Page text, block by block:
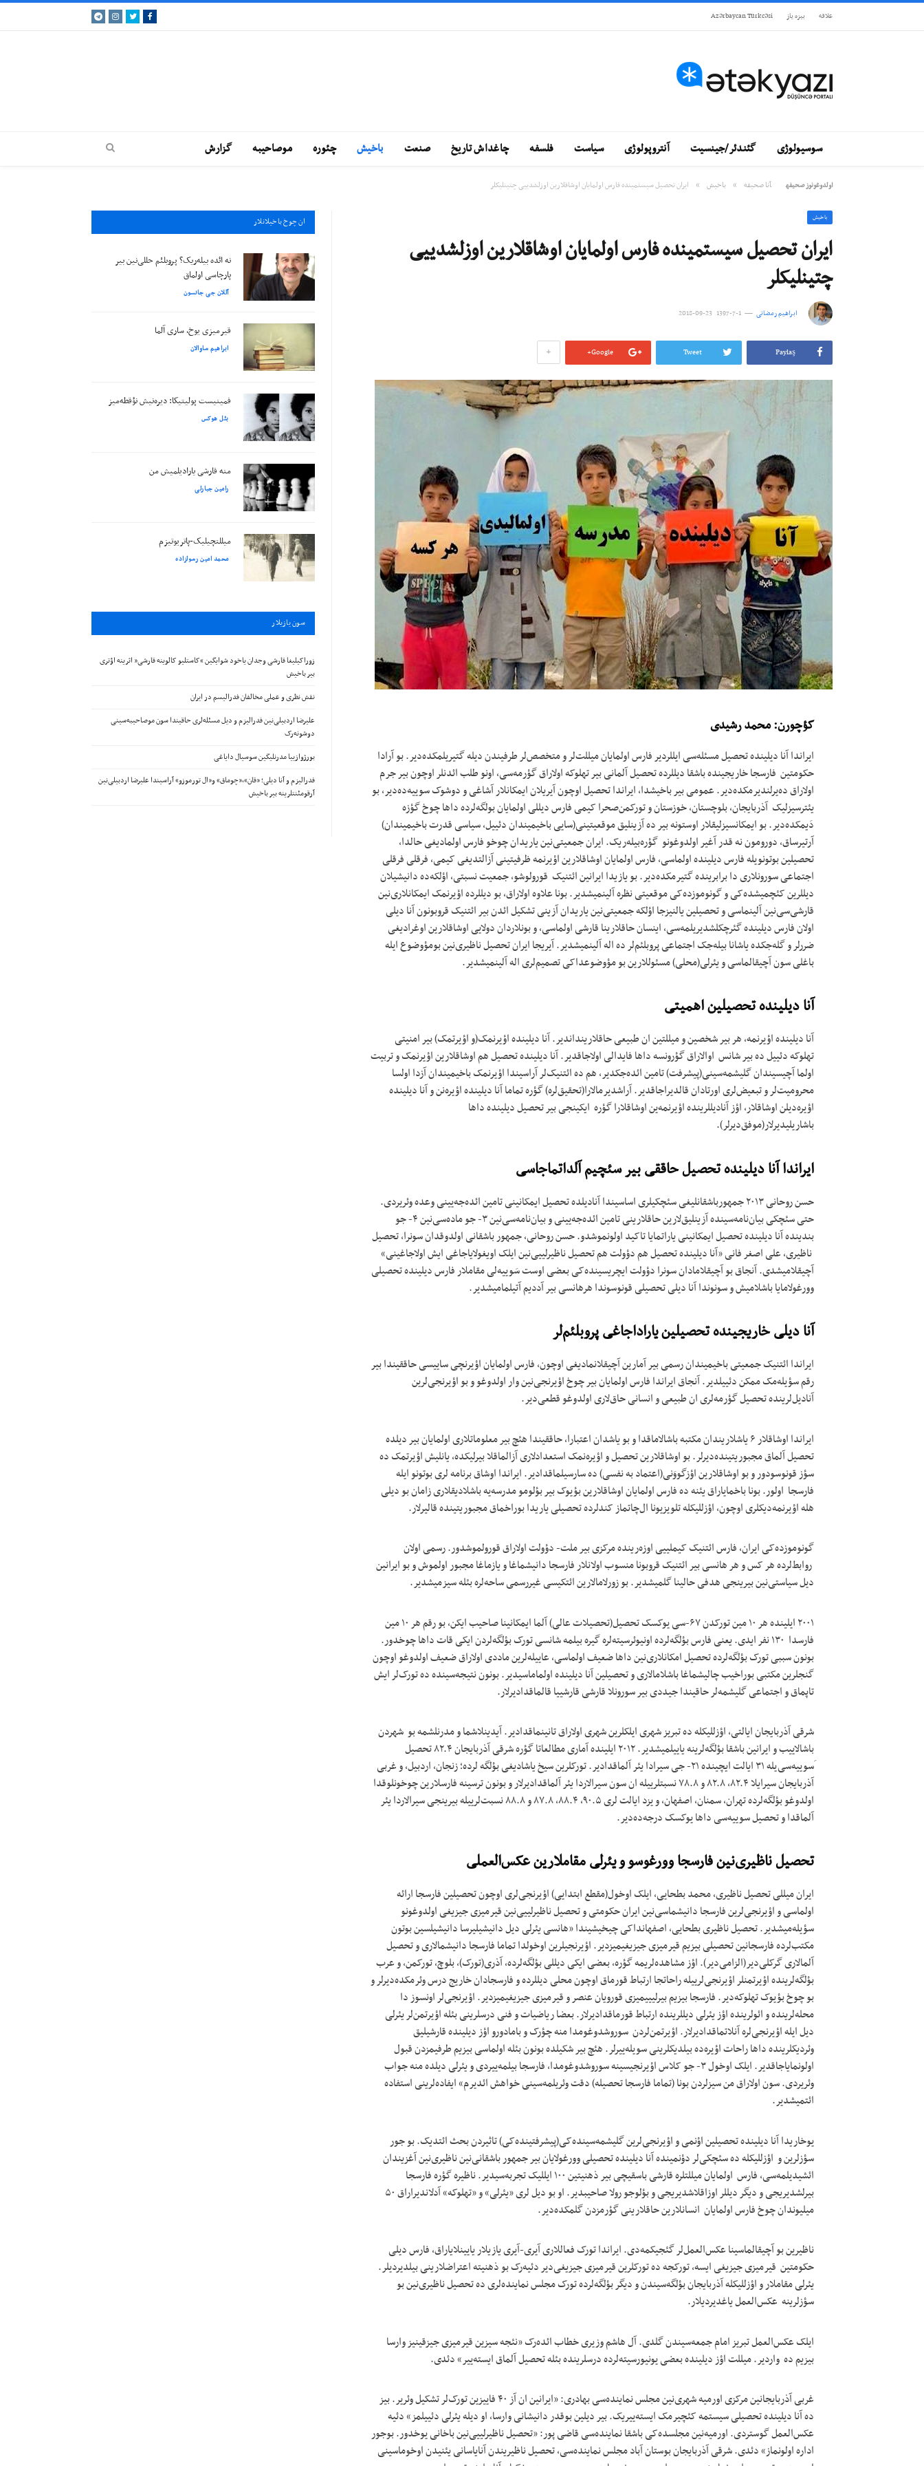
علاقه بيزه ياز Azərbaycan Türkcəsi
Facebook
Twitter
Instagram
Telegram
سوسیولوژی گئندئر/جینسیت آنتروپولوژی سياست فلسفه چاغداش تاريخ صنعت باخيش چئوره موصاحيبه گزارش
اولدوغونوز صحيفه آنا صحيفه » باخيش » ایران تحصیل سیستمینده فارس اولمایان اوشاقلارین اوزلشدییی چتینلیکلر
باخيش
ایران تحصیل سیستمینده فارس اولمایان اوشاقلارین اوزلشدییی
چتینلیکلر
ابراهیم رمضانی 1-7-1397 23-09-2018
Paylaş
Tweet
Google+
+
کؤچورن: محمد رشیدی
ایراندا آنا دیلینده تحصیل مسئله‌سی ایللردیر فارس اولمایان میللت‌لر و متخصص‌لر طرفیندن دیله گتیریلمکده‌دیر. بو آرادا
حکومتین فارسجا خاریجینده باشقا دیللرده تحصیل آلمانی بیر تهلوکه اولاراق گؤرمه‌سی، اونو طلب ائدنلر اوچون بیر جرم
اولاراق ده‌یرلندیرمکده‌دیر. عمومی بیر باخیشدا، ایراندا تحصیل اوچون آیریلان ایمکانلار آشاغی و دوشوک سوییه‌ده‌دیر، بو
یئترسیزلیک آذربایجان، بلوچستان، خوزستان و تورکمن‌صحرا کیمی فارس دیللی اولمایان بولگه‌لرده داها چوخ گؤزه
دَیمکده‌دیر. بو ایمکانسیزلیقلار اوستونه بیر ده آزینلیق موقعیتینی(سایی باخیمیندان دئییل، سیاسی قدرت باخیمیندان)
آرتیرساق، دورومون نه قدر آغیر اولدوغونو گؤره‌بیله‌ریک. ایران جمعیتی‌نین یاریدان چوخو فارس اولمادیغی حالدا،
تحصیلین بوتونویله فارس دیلینده اولماسی، فارس اولمایان اوشاقلارین اؤیرنمه ظرفیتینی آزالتدیغی کیمی، فرقلی فرقلی
اجتماعی سورونلاری دا برابرینده گتیرمکده‌دیر. بو یازیدا ایرانین ائتنیک قورولوشو، جمعیت نسبتی، اؤلکه‌ده دانیشیلان
دیللرین کئچمیشده‌کی و گونوموزده‌کی موقعیتی نظره آلینمیشدیر. بونا علاوه اولاراق، بو دیللرده اؤیرنمک ایمکانلاری‌نین
قارشی‌سی‌نین آلینماسی و تحصیلین یالنیزجا اؤلکه جمعیتی‌نین یاریدان آزینی تشکیل ائدن بیر ائتنیک قروبونون آنا دیلی
اولان فارس دیلینده گئرچکلشدیریلمه‌سی، اینسان حاقلارینا قارشی اولماسی، و بونلاردان دولایی اوشاقلارین اوغرادیغی
ضررلر و گله‌جکده یاشانا بیله‌جک اجتماعی پروبلئم‌لر ده اله آلینمیشدیر. آیریجا ایران تحصیل ناظیری‌نین بومؤوضوع ایله
باغلی سون آچیقالماسی و یئرلی(محلی) مسئوللارین بو مؤوضوعداکی تصمیم‌لری اله آلینمیشدیر.
آنا دیلینده تحصیلین اهمیتی
آنا دیلینده اؤیرنمه، هر بیر شخصین و میللتین ان طبیعی حاقلارینداندیر. آنا دیلینده اؤیرنمک(و اؤیرتمک) بیر امنیتی
تهلوکه دئییل ده بیر شانس اوالاراق گؤرونسه داها فایدالی اولاجاقدیر. آنا دیلینده تحصیل هم اوشاقلارین اؤیرنمک و تربیت
اولما آچیسیندان گلیشمه‌سینی(پیشرفت) تامین ائده‌جکدیر، هم ده ائتنیک‌لر آراسیندا اؤیرنمک باخیمیندان آزدا اولسا
محرومیت‌لر و تبعیض‌لری اورتادان قالدیراجاقدیر. آراشدیرمالارا(تحقیق‌لره) گؤره تماما آنا دیلینده اؤیره‌نن و آنا دیلینده
اؤیره‌دیلن اوشاقلار، اؤز آنادیللرینده اؤیرنمه‌ین اوشاقلارا گؤره ایکینجی بیر تحصیل دیلینده داها
باشاریلیدیرلار(موفق‌دیرلر).
ایراندا آنا دیلینده تحصیل حاققی بیر سئچیم آلداتماجاسی
حسن روحانی ۲۰۱۳ جمهورباشقانلیغی سئچکیلری اساسیندا آنادیلده تحصیل ایمکانینی تامین ائده‌جه‌یینی وعده وئریردی.
حتی سئچکی بیان‌نامه‌سینده آزینلیق‌لارین حاقلارینی تامین ائده‌جه‌یینی و بیان‌نامه‌سی‌نین ۳- جو ماده‌سی‌نین ۴- جو
بندینده آنا دیلینده تحصیل ایمکانینی یاراتمایا تاکید اولونموشدو. حسن روحانی، جمهور باشقانی اولدوقدان سونرا، تحصیل
ناظیری، علی اصغر فانی «آنا دیلینده تحصیل هم دؤولت هم تحصیل ناظیرلییی‌نین ایلک اویغولایاجاغی ایش اولاجاغینی»
آچیقلامیشدی. آنجاق بو آچیقلامادان سونرا دؤولت ایچریسینده‌کی بعضی اوست سَوییه‌لی مقاملار فارس دیلینده تحصیلی
وورغولامایا باشلامیش و سونوندا آنا دیلی تحصیلی قونوسوندا هرهانسی بیر آددیم آتیلمامیشدیر.
آنا دیلی خاریجینده تحصیلین یاراداجاغی پروبلئم‌لر
ایراندا ائتنیک جمعیتی باخیمیندان رسمی بیر آمارین آچیقلانمادیغی اوچون، فارس اولمایان اؤیرنچی ساییسی حاققیندا بیر
رقم سؤیله‌مک ممکن دئییلدیر. آنجاق ایراندا فارس اولمایان بیر چوخ اؤیرنجی‌نین وار اولدوغو و بو اؤیرنجی‌لرین
آنادیل‌لرینده تحصیل گؤرمه‌لری ان طبیعی و انسانی حاق‌لاری اولدوغو قطعی‌دیر.
ایراندا اوشاقلار ۶ یاشلاریندان مکتبه باشالاماقدا و بو یاشدان اعتبارا، حاققیندا هئچ بیر معلوماتلاری اولمایان بیر دیلده
تحصیل آلماق مجبوریتینده‌دیرلر. بو اوشاقلارین تحصیل و اؤیره‌نمک استعدادلاری آزالماقلا بیرلیکده، یانلیش اؤیرتمک ده
سؤز قونوسودور و بو اوشاقلارین اؤزگووَنی(اعتماد به نفسی) ده سارسیلماقدادیر. ایراندا اوشاق برنامه لری بوتونو ایله
فارسجا اولور. بونا باخماياراق یئنه ده فارس اولمایان اوشاقلارین بؤیوک بیر بؤلومو مدرسه‌يه باشلادیقلاری زامان بو دیلی
هله اؤیرنمه‌دیکلری اوچون، اؤزللیکله تلویزیونا ال‌چاتماز کندلرده تحصیلی یاریدا بوراخماق مجبوریتینده قالیرلار.
گونوموزده‌کی ایران، فارس ائتنیک کیملییی اوزه‌رینده مرکزی بیر ملت- دؤولت اولاراق قورولموشدور. رسمی اولان
روابط‌لرده هر کس و هر هانسی بیر ائتنیک قروبونا منسوب اولانلار فارسجا دانیشماغا و یازماغا مجبور اولموش و بو ایرانین
دیل سیاستی‌نین بیرینجی هدفی حالینا گلمیشدیر. بو زورلامالارین ائتکیسی غیررسمی ساحه‌لره بئله سیزمیشدیر.
۲۰۰۱ ایلینده هر ۱۰ مین تورکدن ۶۷-سی یوکسک تحصیل(تحصیلات عالی) آلما ایمکانینا صاحیب ایکن، بو رقم هر ۱۰ مین
فارسدا ۱۳۰ نفر ایدی. یعنی فارس بؤلگه‌لرده اونیوئرسیته‌لره گیره‌ بیلمه شانسی تورک بؤلگه‌لردن ایکی قات داها چوخدور.
بونون سببی تورک بؤلگه‌لرده تحصیل امکانلاری‌نین داها ضعیف اولماسی، عاییله‌لرین ماددی اولاراق ضعیف اولدوغو اوچون
گنجلرین مکتبی بوراخیب چالیشماغا باشلامالاری و تحصیلین آنا دیلینده اولماماسیدیر. بونون نتیجه‌سینده ده تورک‌لر ایش
تاپماق و اجتماعی گلیشمه‌لر حاقیندا جیددی بیر سورونلا قارشی قارشییا قالماقدادیرلار.
شرقی آذربایجان ایالتی، اؤزللیکله ده تبریز شهری ایلکلرین شهری اولاراق تانینماقدادیر. آیدینلاشما و مدرنلشمه بو شهردن
باشالاییب و ایرانین باشقا بؤلگه‌لرینه یاییلمیشدیر. ۲۰۱۲ ایلینده آماری مطالعاتا گؤره شرقی آذربایجان ۸۲.۴ تحصیل
َسوییه‌سی‌یله ۳۱ ایالت ایچینده ۲۱- جی سیرادا یئر آلماقدادیر. تورکلرین سیخ یاشادیغی بؤلگه لرده؛ زنجان، اردبیل، و غربی
آذربایجان سیرایلا ۸۲.۴، ۸۲.۸ و ۷۸.۸ نسبتلرییله ان سون سیرالاردا یئر آلماقدادیرلار و بونون ترسینه فارسلارین چوخونلوقدا
اولدوغو بؤلگه‌لرده تهران، سمنان، اصفهان، و یزد ایالت لری ۹۰.۵، ۸۸.۴، ۸۷.۸ و ۸۸.۸ نسبت‌لریيله بیرینجی سیرالاردا یئر
آلماقدا و تحصیل سوییه‌سی داها یوکسک درجه‌ده‌دیر.
تحصیل ناظیری‌نین فارسجا وورغوسو و یئرلی مقاملارین عکس‌العملی
ایران میللی تحصیل ناظیری، محمد بطحایی، ایلک اوخول(مقطع ابتدایی) اؤیرنجی‌لری اوچون تحصیلین فارسجا ارائه
اولماسی و اؤیرنجی‌لرین فارسجا دانیشماسی‌نین ایران حکومتی و تحصیل ناظیرلییی‌نین قیرمیزی جیزیغی اولدوغونو
سؤیله‌میشدیر. تحصیل ناظیری بطحایی، اصفهانداکی چیخیشیندا «هانسی یئرلی دیل دانیشیلیرسا دانیشیلسین بوتون
مکتب‌لرده فارسجانین تحصیلی بیزیم قیرمیزی جیزیغیمیزدیر. اؤیرنجیلرین اوخولدا تماما فارسجا دانیشمالاری و تحصیل
آلمالاری گرکلی‌دیر(الزامی‌دیر). اؤز مشاهده‌لریمه گؤره، بعضی ایکی دیللی بؤلگه‌لرده، آذری(تورک)، بلوچ، تورکمن، و عرب
بؤلگه‌لرینده اؤیرتمنلر اؤیرنجی‌لرییله راحاتجا ارتباط قورماق اوچون محلی دیللرده و فارسجادان خاریج درس وئرمکده‌دیرلر و
بو چوخ بؤیوک تهلوکه‌دیر. فارسجا بیزیم بیرلیییمیزی قورویان عنصر و قیرمیزی جیزیغیمیزدیر. اؤیرنجی‌لر اونسوز دا
محله‌لرینده و ائولرینده اؤز یئرلی دیللرینده ارتباط قورماقدادیرلار. بعضا ریاضیات و فنی درسلرینی بئله اؤیرتمن‌لر یئرلی
دیل ایله اؤیرنجی‌لره آنلاتماقدادیرلار. اؤیرتمن‌لردن سوروشدوغومدا منه چؤرک و بامادورو اؤز دیلینده قارشیلیق
وئردیکلرینده‌ داها راحات اؤیره‌ده بیلدیکلرینی سویله‌ییرلر. هئچ بیر شکیلده بونون بئله اولماسی بیزیم طرفیمزدن قبول
اولونمایاجاقدیر. ایلک اوخول ۳- جو کلاس اؤیرنجیسینه سوروشدوغومدا، فارسجا بیلمه‌ییردی و یئرلی دیلده منه جواب
وئریردی. سون اولاراق من سیزلردن بونا (تماما فارسجا تحصیله) دقت وئریلمه‌سینی خواهش ائدیرم» ایفاده‌لرینی استفاده
ائتمیشدیر.
یوخاریدا آنا دیلینده تحصیلین اؤنمی و اؤیرنجی‌لرین گلیشمه‌سینده‌کی(پیشرفتینده‌کی) تاثیردن بحث ائتدیک. بو جور
سؤزلرین و اؤزللیکله ده سئچکی‌لر دؤنمینده آنا دیلینده تحصیلی وورغولایان بیر جمهور باشقانی‌نین ناظیری‌نین آغزیندان
ائشیدیلمه‌سی، فارس اولمایان میللتلره قارشی باسقیچی بیر ذهنیتین ۱۰۰ ایللیک تجربه‌سیدیر. ناظیره گؤره فارسجا
بیرلشدیریجی و دیگر دیللر اوزاقلاشدیریجی و بؤلوجو رولا صاحیبدیر. او بو دیل لری «یئرلی» و «تهلوکه» آدلاندیراراق ۵۰
میلیوندان چوخ فارس اولمایان انسانلارین حاقلارینی گؤرمزدن گلمکده‌دیر.
ناظیرین بو آچیقالماسینا عکس‌العمل‌لر گئجیکمه‌دی. ایراندا تورک فعاللاری آیری-آیری یازیلار یایینلایاراق، فارس دیلی
حکومتین قیرمیزی جیزیغی ایسه، تورکجه ده تورکلرین قیرمیزی جیزیغی‌دیر دئیه‌رک بو ذهنیته اعتراضلارینی بیلدیردیلر.
یئرلی مقاملار و اؤزللیکله آذربایجان بؤلگه‌سیندن و دیگر بؤلگه‌لرده تورک مجلس نماینده‌لری ده تحصیل ناظیری‌نین بو
سؤزلرینه عکس‌العمل یاغدیردیلار.
ایلک عکس‌العمل تبریز امام جمعه‌سیندن گلدی. آل هاشم وزیری خطاب ائده‌رک «نئجه سیزین قیرمیزی جیزقینیز وارسا
بیزیم ده واردیر. میللت اؤز دیلینده بعضی یونیورسیته‌لرده درسلرینده بئله تحصیل آلماق ایسته‌ییر» دئدی.
غربی آذربایجانین مرکزی اورمیه شهری‌نین مجلس نماینده‌سی بهادری: «ایرانین ان آز ۴۰ فاییزین تورک‌لر تشکیل وئریر. بیز
ده آنا دیلینده تحصیلی سیستمه کئچیرمک ایسته‌ییریک. بیر دیلین بوقدر دانیشانی وارسا، او دیله یئرلی دئییلمز» دئیه
عکس‌العمل گوستردی. اورمیه‌نین مجلسده‌کی باشقا نماینده‌سی قاضی پور: «تحصیل ناظیرلییی‌نین باخانی یوخدور. بوجور
اداره اولونماز» دئدی. شرقی آذربایجان بوستان آباد مجلس نماینده‌سی، تحصیل ناظیریندن آنایاسانی یئنیدن اوخوماسینی
ان چوخ باخيلانلار
نه ائده بیله‌ریک؟ پروبلئم حللی‌نین بیر
پارچاسی اولماق
آللان جی جانسون
قیرمیزی یوخ، ساری آلما
ابراهیم ساوالان
فمینیست پولیتیکا: دیره‌نیش نؤقطه‌میز
بئل هوکس
منه قارشی یارادیلمیش من
رامین جبارلی
میللتچیلیک-پاتریوتیزم
محمد امین رسولزاده
سون يازيلار
زوراکیلیغا قارشی وجدان یاخود شوایگین “کاستلیو کالوینه قارشی” اثرینه اؤتری
بیر باخیش
نقش نظری و عملی مخالفان فدرالیسم در ایران
علیرضا اردبیلی‌نین فدرالیزم و دیل مسئله‌لری حاقیندا سون موصاحیبه‌سینی
دوشونه‌رک
بورژوازییا مدرنلیگین سوسیال دایاغی
فدرالیزم و آنا دیلی؛ «قان»،«چوماق» و«ال تورموزو» آراسیندا علیرضا اردبیلی‌نین
آرقومئنتلرینه بیر باخیش